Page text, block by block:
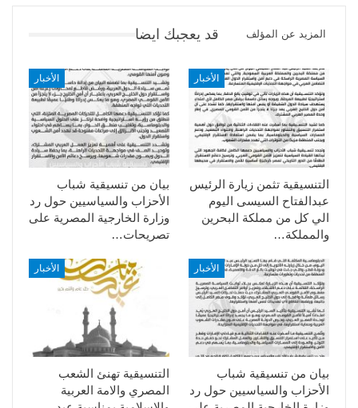
قد يعجبك ايضا المزيد عن المؤلف
الأخبار
بيان من تنسيقية شباب
الأحزاب والسياسيين حول رد
وزارة الخارجية المصرية على
تصريحات…
الأخبار
التنسيقية تثمن زيارة الرئيس
عبدالفتاح السيسى اليوم
الي كل من مملكة البحرين
والمملكة…
الأخبار
التنسيقية تهنئ الشعب
المصري والامة العربية
الأخبار
بيان من تنسيقية شباب
الأحزاب والسياسيين حول رد